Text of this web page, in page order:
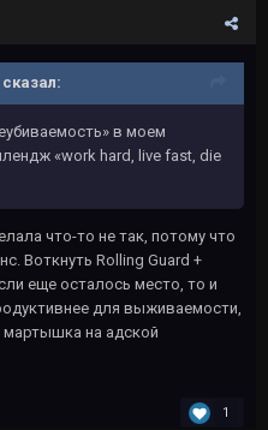
сказал:
в моем
«work hard, live fast, die
что-то не так, потому что
Воткнуть Rolling Guard +
еще осталось место, то и
для выживаемости,
мартышка на адской
1